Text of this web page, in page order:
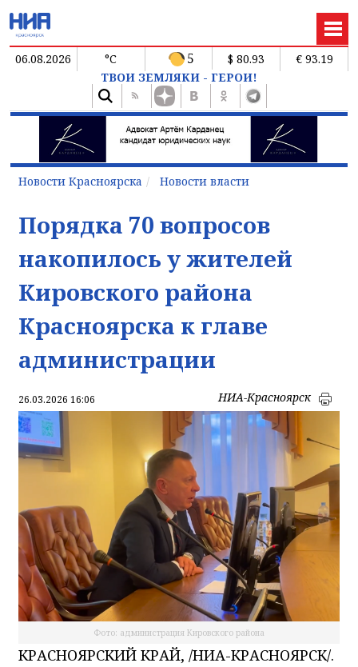
06.08.2026 °C 5 $ 80.93
€ 93.19
ТВОИ ЗЕМЛЯКИ - ГЕРОИ!
Новости Красноярска Новости власти
Порядка 70 вопросов
накопилось у жителей
Кировского района
Красноярска к главе
администрации
26.03.2026 16:06 НИА-Красноярск
Фото: администрация Кировского района
КРАСНОЯРСКИЙ КРАЙ, /НИА-КРАСНОЯРСК/.